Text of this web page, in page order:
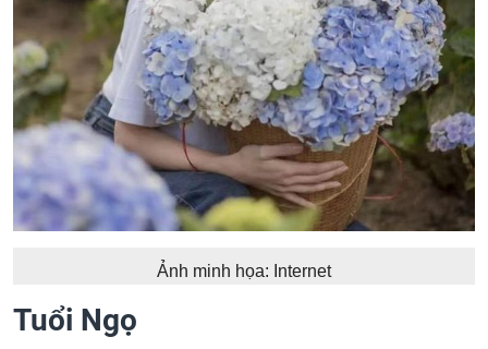
Ảnh minh họa: Internet
Tuổi Ngọ